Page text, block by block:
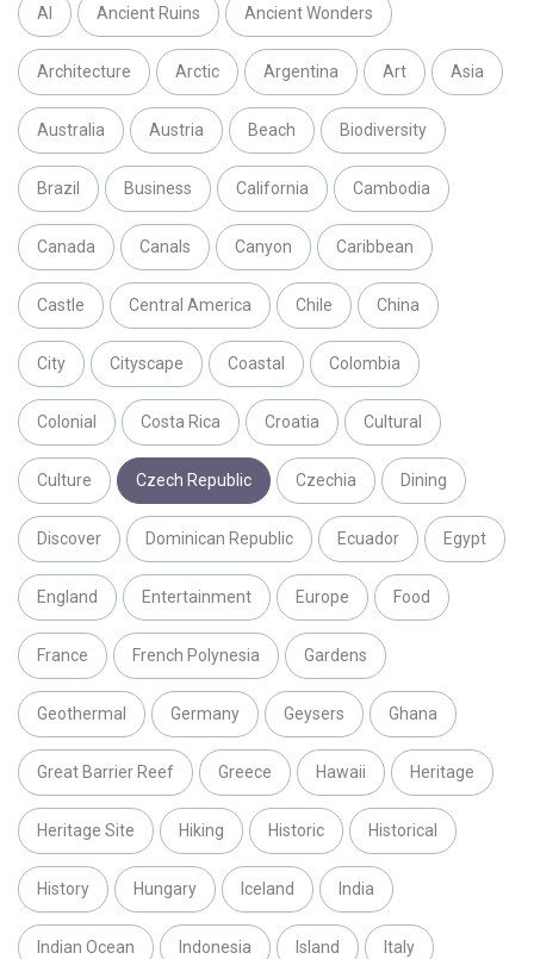
AI Ancient Ruins Ancient Wonders
Architecture Arctic Argentina Art Asia
Australia Austria Beach Biodiversity
Brazil Business California Cambodia
Canada Canals Canyon Caribbean
Castle Central America Chile China
City Cityscape Coastal Colombia
Colonial Costa Rica Croatia Cultural
Culture Czech Republic Czechia Dining
Discover Dominican Republic Ecuador Egypt
England Entertainment Europe Food
France French Polynesia Gardens
Geothermal Germany Geysers Ghana
Great Barrier Reef Greece Hawaii Heritage
Heritage Site Hiking Historic Historical
History Hungary Iceland India
Indian Ocean Indonesia Island Italy